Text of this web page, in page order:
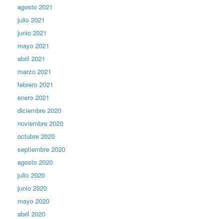
agosto 2021
julio 2021
junio 2021
mayo 2021
abril 2021
marzo 2021
febrero 2021
enero 2021
diciembre 2020
noviembre 2020
octubre 2020
septiembre 2020
agosto 2020
julio 2020
junio 2020
mayo 2020
abril 2020